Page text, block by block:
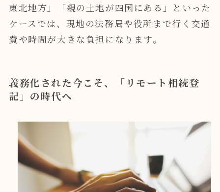
東北地方」「親の土地が四国にある」といった
ケースでは、現地の法務局や役所まで行く交通
費や時間が大きな負担になります。
義務化された今こそ、「リモート相続登
記」の時代へ